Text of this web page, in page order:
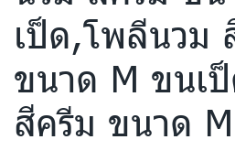
เป็ด,โพลีนวม
ขนาด M ขนเ
สีครีม ขนาด M